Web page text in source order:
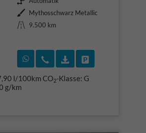
Außenfarbe Mythosschwarz Metallic
Kilometerstand
9.500 km
Rückruf vereinbaren
Wir rufen Sie an
Fahrzeugexposé
l/100kmCO2-Klasse: G
g/km